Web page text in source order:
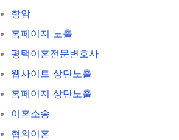
항암
홈페이지 노출
평택이혼전문변호사
웹사이트 상단노출
홈페이지 상단노출
이혼소송
협의이혼